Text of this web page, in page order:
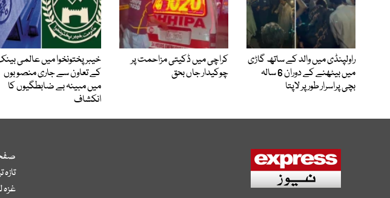
راولپنڈی میں والد کے ساتھ گاڑی
میں بیٹھنے کے دوران 6 سالہ
بچی پراسرار طور پر لاپتا
کراچی میں ڈکیتی مزاحمت پر
چوکیدار جاں بحق
خیبرپختونخوا میں عالمی
کے تعاون سے جاری منصوبوں
میں مبینہ بے ضابطگیوں کا
انکشاف
تازہ
غزہ